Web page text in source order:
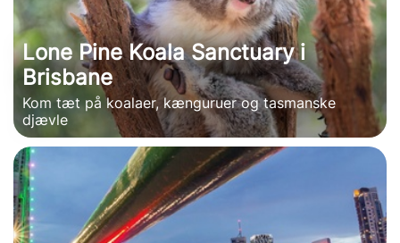
Lone Pine Koala Sanctuary i
Brisbane
Kom tæt på koalaer, kænguruer og tasmanske
djævle